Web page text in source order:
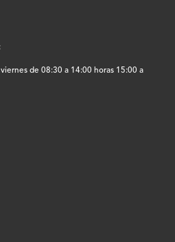
de 08:30 a 14:00 horas 15:00 a